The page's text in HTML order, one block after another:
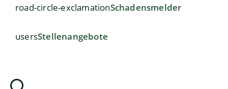
road-circle-exclamationSchadensmelder
usersStellenangebote